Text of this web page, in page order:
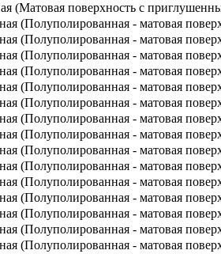
(Матовая поверхность с
(Полуполированная - матовая
(Полуполированная - матовая
(Полуполированная - матовая
(Полуполированная - матовая
(Полуполированная - матовая
(Полуполированная - матовая
(Полуполированная - матовая
(Полуполированная - матовая
(Полуполированная - матовая
(Полуполированная - матовая
(Полуполированная - матовая
(Полуполированная - матовая
(Полуполированная - матовая
(Полуполированная - матовая
(Полуполированная - матовая